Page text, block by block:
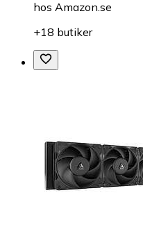
hos Amazon.se
+18 butiker